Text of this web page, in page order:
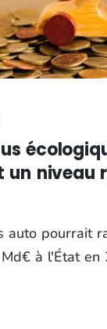
niveau
auto pourrait
à l'État en